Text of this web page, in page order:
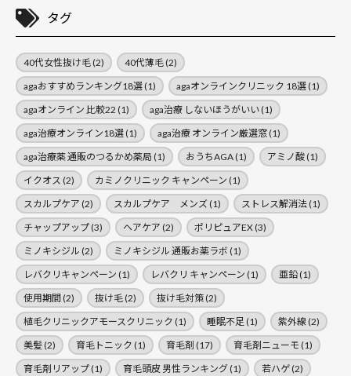
タグ
40代女性抜け毛(2) 40代薄毛(2)
agaおすすめランキング18選(1) agaオンラインクリニック 18選(1)
agaオンライン 比較22 (1) aga治療 しないほうがいい(1)
aga治療オンライン18選(1) aga治療 オンライン厳選窓(1)
aga治療薬 通販のつるかめ薬局 (1) おうちAGA(1) アミノ酸(1)
イクオス (2) カミノクリニック キャンペーン (1)
スカルプケア (2) スカルプケア メンズ(1) ストレス解消法(1)
チャップアップ(3) ヘアケア (2) ポリピュアEX(3)
ミノキシジル (2) ミノキシジル 通販お薬ラボ (1)
レバクリキャンペーン (1) レバクリ キャンペーン (1) 亜鉛(1)
使用期間 (2) 抜け毛(2) 抜け毛対策(2)
植毛クリニックアモースクリニック (1) 睡眠不足 (1) 紫外線(2)
美髪(2) 育毛トニック (1) 育毛剤 (17) 育毛剤ニューモ (1)
育毛剤リアップ(1) 育毛頭皮 男性ランキング(1) 若ハゲ(2)